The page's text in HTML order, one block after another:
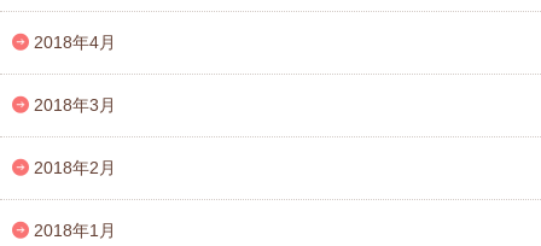
2018年4月
2018年3月
2018年2月
2018年1月